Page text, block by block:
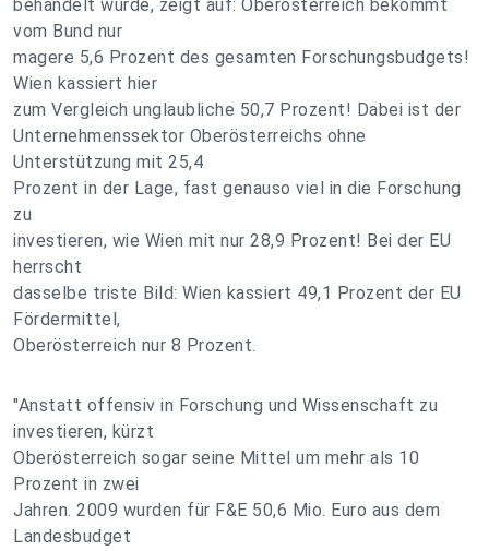
behandelt wurde, zeigt auf: Oberösterreich bekommt
vom Bund nur
magere 5,6 Prozent des gesamten Forschungsbudgets!
Wien kassiert hier
zum Vergleich unglaubliche 50,7 Prozent! Dabei ist der
Unternehmenssektor Oberösterreichs ohne
Unterstützung mit 25,4
Prozent in der Lage, fast genauso viel in die Forschung
zu
investieren, wie Wien mit nur 28,9 Prozent! Bei der EU
herrscht
dasselbe triste Bild: Wien kassiert 49,1 Prozent der EU
Fördermittel,
Oberösterreich nur 8 Prozent.
"Anstatt offensiv in Forschung und Wissenschaft zu
investieren, kürzt
Oberösterreich sogar seine Mittel um mehr als 10
Prozent in zwei
Jahren. 2009 wurden für F&E 50,6 Mio. Euro aus dem
Landesbudget